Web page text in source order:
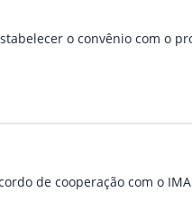
o convênio com o
de cooperação com o